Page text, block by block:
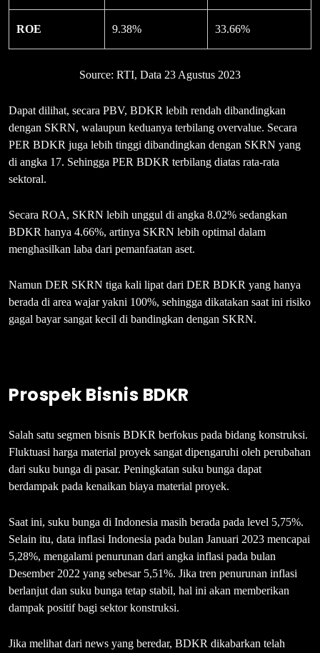
ROE 9.38% 33.66%
Source: RTI, Data 23 Agustus 2023
Dapat dilihat, secara PBV, BDKR lebih rendah dibandingkan
dengan SKRN, walaupun keduanya terbilang overvalue. Secara
PER BDKR juga lebih tinggi dibandingkan dengan SKRN yang
di angka 17. Sehingga PER BDKR terbilang diatas rata-rata
sektoral.
Secara ROA, SKRN lebih unggul di angka 8.02% sedangkan
BDKR hanya 4.66%, artinya SKRN lebih optimal dalam
menghasilkan laba dari pemanfaatan aset.
Namun DER SKRN tiga kali lipat dari DER BDKR yang hanya
berada di area wajar yakni 100%, sehingga dikatakan saat ini risiko
gagal bayar sangat kecil di bandingkan dengan SKRN.
Prospek Bisnis BDKR
Salah satu segmen bisnis BDKR berfokus pada bidang konstruksi.
Fluktuasi harga material proyek sangat dipengaruhi oleh perubahan
dari suku bunga di pasar. Peningkatan suku bunga dapat
berdampak pada kenaikan biaya material proyek.
Saat ini, suku bunga di Indonesia masih berada pada level 5,75%.
Selain itu, data inflasi Indonesia pada bulan Januari 2023 mencapai
5,28%, mengalami penurunan dari angka inflasi pada bulan
Desember 2022 yang sebesar 5,51%. Jika tren penurunan inflasi
berlanjut dan suku bunga tetap stabil, hal ini akan memberikan
dampak positif bagi sektor konstruksi.
Jika melihat dari news yang beredar, BDKR dikabarkan telah